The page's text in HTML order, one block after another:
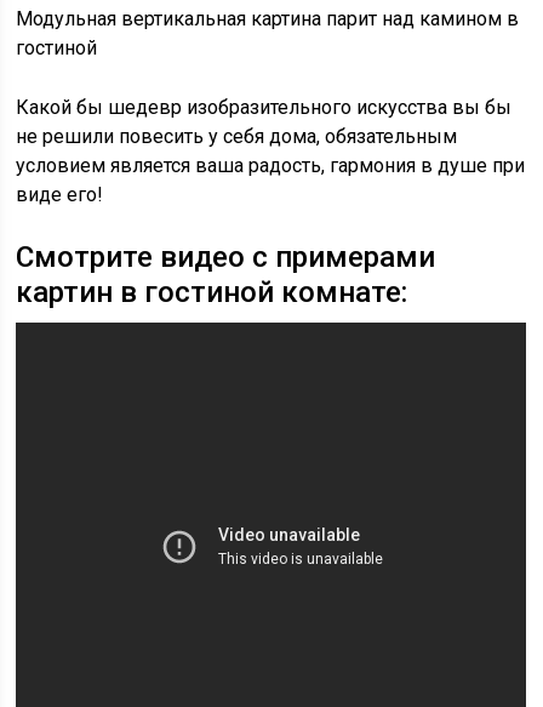
Модульная вертикальная картина парит над камином в
гостиной
Какой бы шедевр изобразительного искусства вы бы
не решили повесить у себя дома, обязательным
условием является ваша радость, гармония в душе при
виде его!
Смотрите видео с примерами
картин в гостиной комнате: